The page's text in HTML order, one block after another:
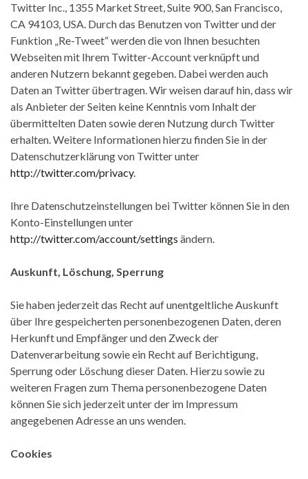
Twitter Inc., 1355 Market Street, Suite 900, San Francisco,
CA 94103, USA. Durch das Benutzen von Twitter und der
Funktion „Re-Tweet“ werden die von Ihnen besuchten
Webseiten mit Ihrem Twitter-Account verknüpft und
anderen Nutzern bekannt gegeben. Dabei werden auch
Daten an Twitter übertragen. Wir weisen darauf hin, dass wir
als Anbieter der Seiten keine Kenntnis vom Inhalt der
übermittelten Daten sowie deren Nutzung durch Twitter
erhalten. Weitere Informationen hierzu finden Sie in der
Datenschutzerklärung von Twitter unter
http://twitter.com/privacy.
Ihre Datenschutzeinstellungen bei Twitter können Sie in den
Konto-Einstellungen unter
http://twitter.com/account/settings ändern.
Auskunft, Löschung, Sperrung
Sie haben jederzeit das Recht auf unentgeltliche Auskunft
über Ihre gespeicherten personenbezogenen Daten, deren
Herkunft und Empfänger und den Zweck der
Datenverarbeitung sowie ein Recht auf Berichtigung,
Sperrung oder Löschung dieser Daten. Hierzu sowie zu
weiteren Fragen zum Thema personenbezogene Daten
können Sie sich jederzeit unter der im Impressum
angegebenen Adresse an uns wenden.
Cookies